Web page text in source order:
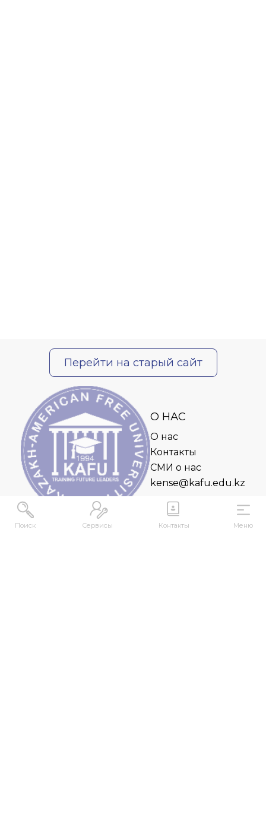
Поиск Сервисы Контакты Меню
Перейти на старый сайт
О НАС
О нас
Контакты
СМИ о нас
kense@kafu.edu.kz